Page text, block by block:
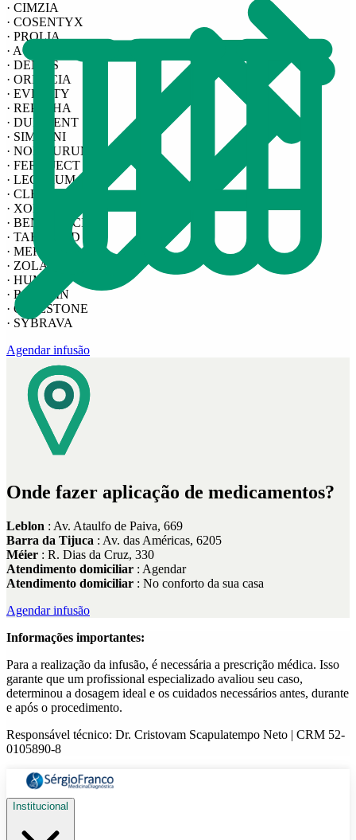
· CIMZIA
· COSENTYX
· PROLIA
· ACLASTA
· DENSIS
· ORENCIA
· EVENITY
· REPATHA
· DUPIXENT
· SIMPONI
· NORIPURUM
· FERINJECT
· LECTRUM
· CLEXANE
· XOLAIR
· BENZETACIL
· TARGOCID
· MERONEM
· ZOLADEX
· HUMIRA
· ROCEFIN
· CELESTONE
· SYBRAVA
Agendar infusão
Onde fazer aplicação de medicamentos?
Leblon : Av. Ataulfo de Paiva, 669
Barra da Tijuca : Av. das Américas, 6205
Méier : R. Dias da Cruz, 330
Atendimento domiciliar : Agendar
Atendimento domiciliar : No conforto da sua casa
Agendar infusão
Informações importantes:
Para a realização da infusão, é necessária a prescrição médica. Isso
garante que um profissional especializado avaliou seu caso,
determinou a dosagem ideal e os cuidados necessários antes, durante
e após o procedimento.
Responsável técnico: Dr. Cristovam Scapulatempo Neto | CRM 52-
0105890-8
Institucional